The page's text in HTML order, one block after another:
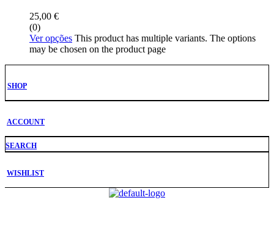
25,00 €
(0)
Ver opções This product has multiple variants. The options
may be chosen on the product page
SHOP
ACCOUNT
SEARCH
WISHLIST